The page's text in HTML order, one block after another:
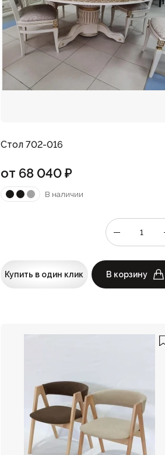
Стол 702-016
от 68 040₽
В наличии
Купить в один клик В корзину